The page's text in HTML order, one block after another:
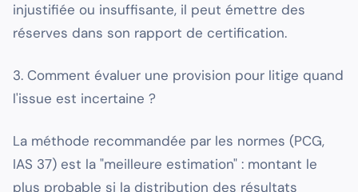
injustifiée ou insuffisante, il peut émettre des
réserves dans son rapport de certification.
3. Comment évaluer une provision pour litige quand
l'issue est incertaine ?
La méthode recommandée par les normes (PCG,
IAS 37) est la "meilleure estimation" : montant le
plus probable si la distribution des résultats